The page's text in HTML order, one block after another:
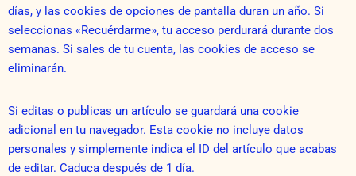
días, y las cookies de opciones de pantalla duran un año. Si
seleccionas «Recuérdarme», tu acceso perdurará durante dos
semanas. Si sales de tu cuenta, las cookies de acceso se
eliminarán.
Si editas o publicas un artículo se guardará una cookie
adicional en tu navegador. Esta cookie no incluye datos
personales y simplemente indica el ID del artículo que acabas
de editar. Caduca después de 1 día.